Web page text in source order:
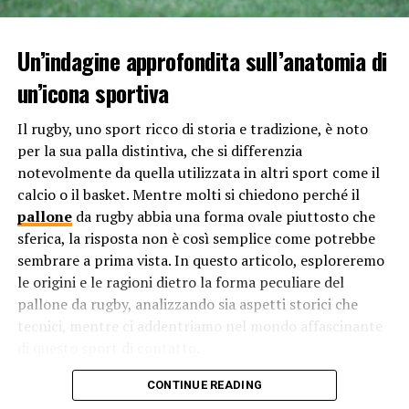
percezione.
Va notato, tuttavia, che negli ultimi anni ci sono stati
sforzi per rendere il polo più accessibile a un pubblico
più ampio. Esistono programmi di formazione, eventi
pubblici e iniziative per coinvolgere nuovi giocatori
provenienti da diverse fasce sociali ed economiche.
Nonostante ciò, l’associazione del polo con l’élite
sociale e economica rimane una caratteristica
predominante della sua immagine pubblica.
RELATED TOPICS:
UP NEXT
Perché il polo è spesso chiamato “il gioco dei re”?
Un’indagine approfondita sull’anatomia di
un’icona sportiva
Il rugby, uno sport ricco di storia e tradizione, è noto
per la sua palla distintiva, che si differenzia
notevolmente da quella utilizzata in altri sport come il
calcio o il basket. Mentre molti si chiedono perché il
palloneda rugby abbia una forma ovale piuttosto che
sferica, la risposta non è così semplice come potrebbe
sembrare a prima vista. In questo articolo, esploreremo
le origini e le ragioni dietro la forma peculiare del
pallone da rugby, analizzando sia aspetti storici che
tecnici, mentre ci addentriamo nel mondo affascinante
Le origini del pallone da rugby: Un
CONTINUE READING